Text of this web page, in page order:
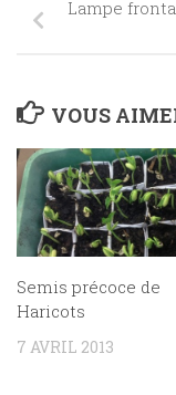
Lampe
VOUS
Semis précoce de
Haricots
7 AVRIL 2013